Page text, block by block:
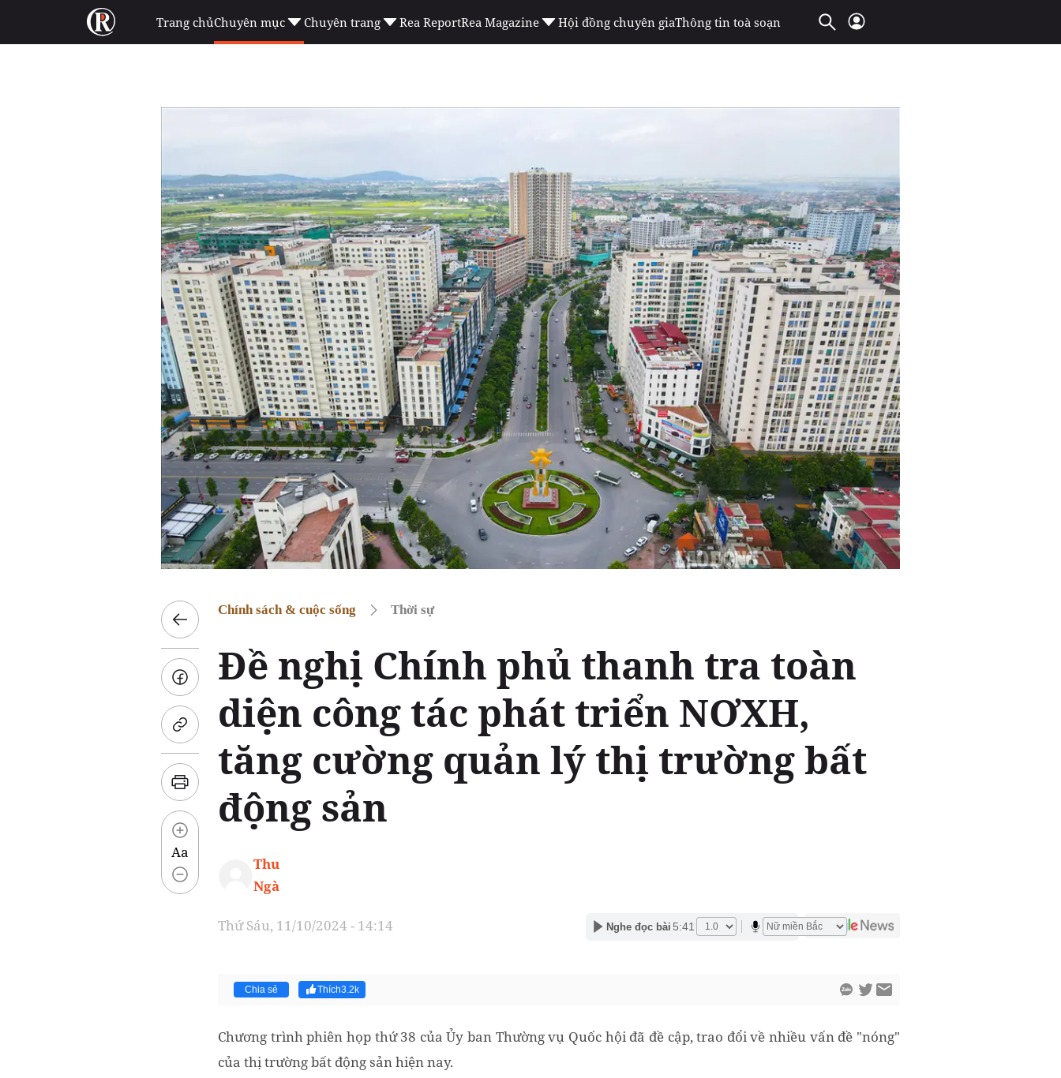
Trang chủChuyên mục Chuyên trang Rea ReportRea Magazine Hội đồng chuyên giaThông tin toà soạn
Aa
Chính sách & cuộc sống Thời sự
Đề nghị Chính phủ thanh tra toàn
diện công tác phát triển NƠXH,
tăng cường quản lý thị trường bất
động sản
Thu
Ngà
Thứ Sáu, 11/10/2024 - 14:14 Nghe đọc bài 5:41
Chia sẻ Thích3.2k
Chương trình phiên họp thứ 38 của Ủy ban Thường vụ Quốc hội đã đề cập, trao đổi về nhiều vấn đề "nóng"
của thị trường bất động sản hiện nay.